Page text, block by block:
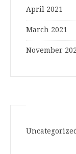
April 2021
March 2021
November
Uncategorized